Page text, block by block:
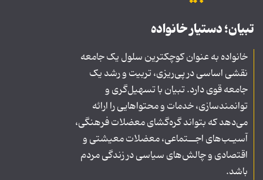
تبیان؛ دستیار خانواده
خانواده به عنوان کوچکترین سلول یک جامعه
نقشی اساسی در پی‌ریزی، تربیت و رشد یک
جامعه قوی دارد. تبیان با تسهیل‌گری و
توانمندسازی، خدمات و محتواهایی را ارائه
می‌دهد که بتواند گره‌گشای معضلات فرهنگی،
آسیـب‌های اجــتماعی، معضلات معیشتی و
اقتصادی و چالش‌های سیاسی در زندگی مردم
باشد.